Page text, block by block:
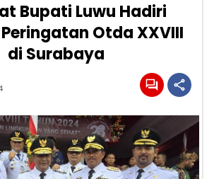
Bupati Luwu Hadiri
Otda XXVIII
di Surabaya